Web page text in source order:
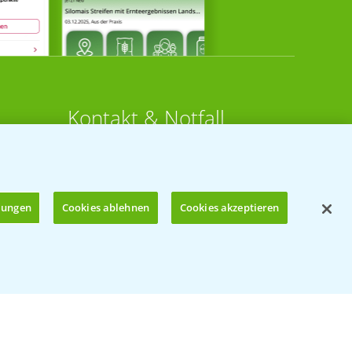
Kontakt & Notfall
KONTAKT
T.+49 (0)214/30-20220
Cookies ablehnen Cookies akzeptieren